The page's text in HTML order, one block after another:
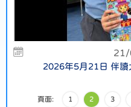
2026年5月21日 伴讀
頁面: 1 2 3